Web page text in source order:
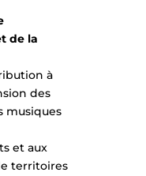
de la
à
des
musiques
et aux
territoires